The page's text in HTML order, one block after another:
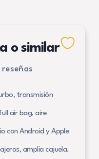
o similar
transmisión
air bag, aire
con Android y Apple
amplia cajuela.